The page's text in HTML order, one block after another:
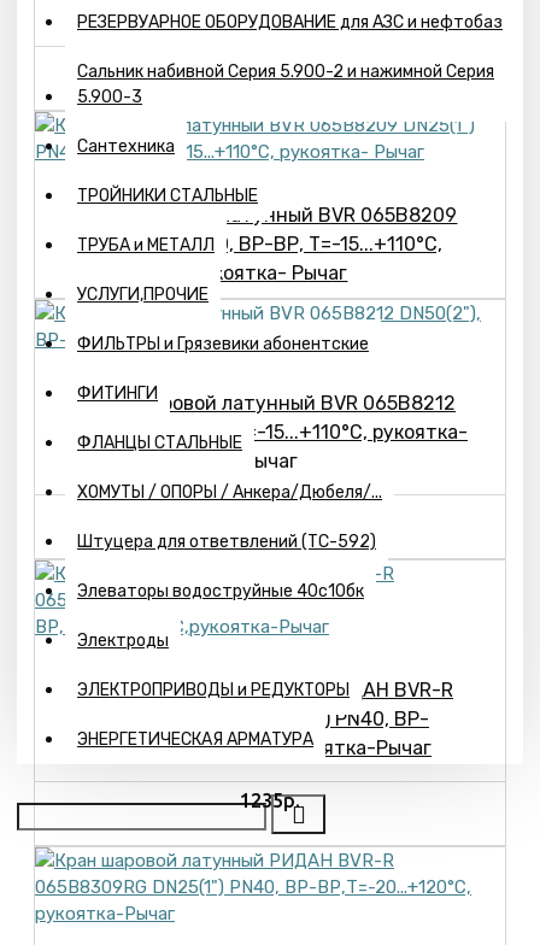
РЕЗЕРВУАРНОЕ ОБОРУДОВАНИЕ для АЗС и нефтобаз
Сальник набивной Серия 5.900-2 и нажимной Серия
5.900-3
Сантехника
ТРОЙНИКИ СТАЛЬНЫЕ
ТРУБА и МЕТАЛЛ
УСЛУГИ,ПРОЧИЕ
ФИЛЬТРЫ и Грязевики абонентские
ФИТИНГИ
ФЛАНЦЫ СТАЛЬНЫЕ
ХОМУТЫ / ОПОРЫ / Анкера/Дюбеля/...
Штуцера для ответвлений (ТС-592)
Элеваторы водоструйные 40с10бк
Электроды
ЭЛЕКТРОПРИВОДЫ и РЕДУКТОРЫ
ЭНЕРГЕТИЧЕСКАЯ АРМАТУРА
рукоятка- Рыча
807р.
Кран шаровой латунный BVR 065B8209
DN25(1") PN40, ВР-ВР, Т=-15...+110°С,
рукоятка- Рычаг
Кран шаровой латунный BVR 065B8212
DN50(2"), ВР-ВР, Т=-15...+110°С, рукоятка-
Рычаг
Кран шаровой латунный РИДАН BVR-R
065B8307RG DN15(1/2") PN40, ВР-
ВР,Т=-20...+120°С,рукоятка-Рычаг
1235р.